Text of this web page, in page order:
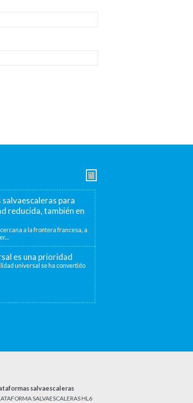
para
reducida, también en
a la frontera francesa, a
es una prioridad
universal se ha convertido
salvaescaleras
SALVAESCALERAS HL6